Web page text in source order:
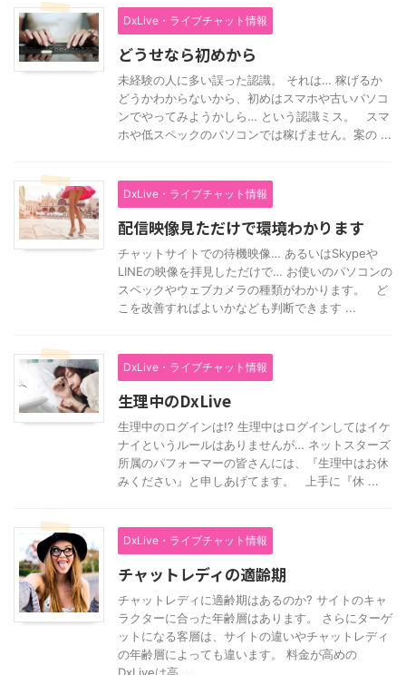
DxLive・ライブチャット情報
どうせなら初めから
未経験の人に多い誤った認識。 それは… 稼げるか
どうかわからないから、初めはスマホや古いパソコ
ンでやってみようかしら… という認識ミス。 スマ
ホや低スペックのパソコンでは稼げません。案の ...
DxLive・ライブチャット情報
配信映像見ただけで環境わかります
チャットサイトでの待機映像… あるいはSkypeや
LINEの映像を拝見しただけで… お使いのパソコンの
スペックやウェブカメラの種類がわかります。 ど
こを改善すればよいかなども判断できます ...
DxLive・ライブチャット情報
生理中のDxLive
生理中のログインは!? 生理中はログインしてはイケ
ナイというルールはありませんが… ネットスターズ
所属のパフォーマーの皆さんには、『生理中はお休
みください』と申しあげてます。 上手に『休 ...
DxLive・ライブチャット情報
チャットレディの適齢期
チャットレディに適齢期はあるのか? サイトのキャ
ラクターに合った年齢層はあります。 さらにターゲ
ットになる客層は、サイトの違いやチャットレディ
の年齢層によっても違います。 料金が高めの